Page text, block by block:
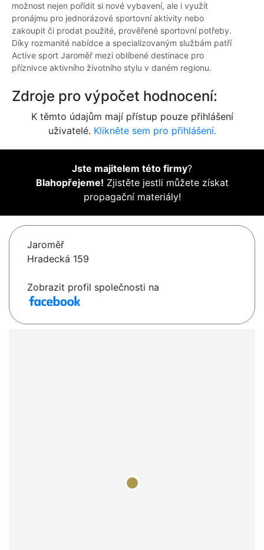
možnost nejen pořídit si nové vybavení, ale i využít
pronájmu pro jednorázové sportovní aktivity nebo
zakoupit či prodat použité, prověřené sportovní potřeby.
Díky rozmanité nabídce a specializovaným službám patří
Active sport Jaroměř mezi oblíbené destinace pro
příznivce aktivního životního stylu v daném regionu.
Zdroje pro výpočet hodnocení:
K těmto údajům mají přístup pouze přihlášení
uživatelé. Klikněte sem pro přihlášení.
Jste majitelem této firmy?
Blahopřejeme! Zjistěte jestli můžete získat
propagační materiály!
Jaroměř
Hradecká 159
Zobrazit profil společnosti na